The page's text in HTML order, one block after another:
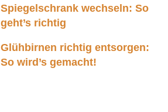
Spiegelschrank wechseln: So
geht’s richtig
Glühbirnen richtig entsorgen:
So wird’s gemacht!